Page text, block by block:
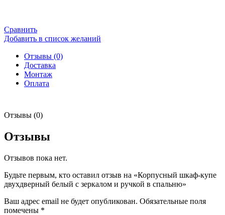
Сравнить
Добавить в список желаний
Отзывы (0)
Доставка
Монтаж
Оплата
Отзывы (0)
Отзывы
Отзывов пока нет.
Будьте первым, кто оставил отзыв на «Корпусный шкаф-купе
двухдверный белый с зеркалом и ручкой в спальню»
Ваш адрес email не будет опубликован. Обязательные поля
помечены *